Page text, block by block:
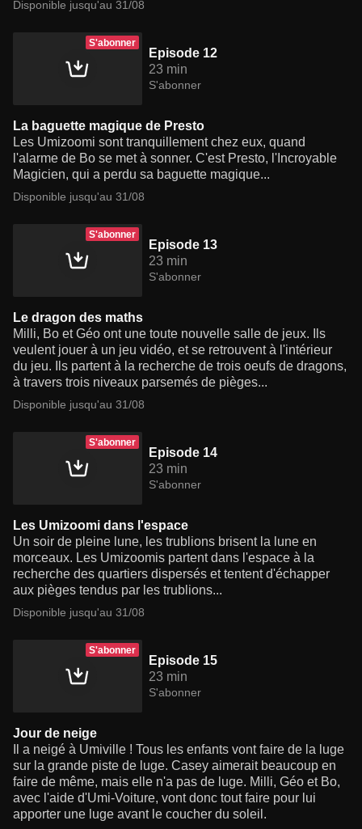
Disponible jusqu'au 31/08
S'abonner
Episode 12
23 min
S'abonner
La baguette magique de Presto
Les Umizoomi sont tranquillement chez eux, quand
l'alarme de Bo se met à sonner. C'est Presto, l'Incroyable
Magicien, qui a perdu sa baguette magique...
Disponible jusqu'au 31/08
S'abonner
Episode 13
23 min
S'abonner
Le dragon des maths
Milli, Bo et Géo ont une toute nouvelle salle de jeux. Ils
veulent jouer à un jeu vidéo, et se retrouvent à l'intérieur
du jeu. Ils partent à la recherche de trois oeufs de dragons,
à travers trois niveaux parsemés de pièges...
Disponible jusqu'au 31/08
S'abonner
Episode 14
23 min
S'abonner
Les Umizoomi dans l'espace
Un soir de pleine lune, les trublions brisent la lune en
morceaux. Les Umizoomis partent dans l'espace à la
recherche des quartiers dispersés et tentent d'échapper
aux pièges tendus par les trublions...
Disponible jusqu'au 31/08
S'abonner
Episode 15
23 min
S'abonner
Jour de neige
Il a neigé à Umiville ! Tous les enfants vont faire de la luge
sur la grande piste de luge. Casey aimerait beaucoup en
faire de même, mais elle n'a pas de luge. Milli, Géo et Bo,
avec l'aide d'Umi-Voiture, vont donc tout faire pour lui
apporter une luge avant le coucher du soleil.